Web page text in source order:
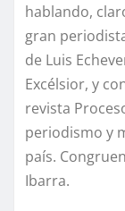
hablando,
gran
de Luis
Excélsior, y
revista
periodismo y
país.
Ibarra.